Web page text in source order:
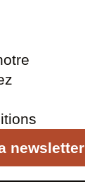
newsletter